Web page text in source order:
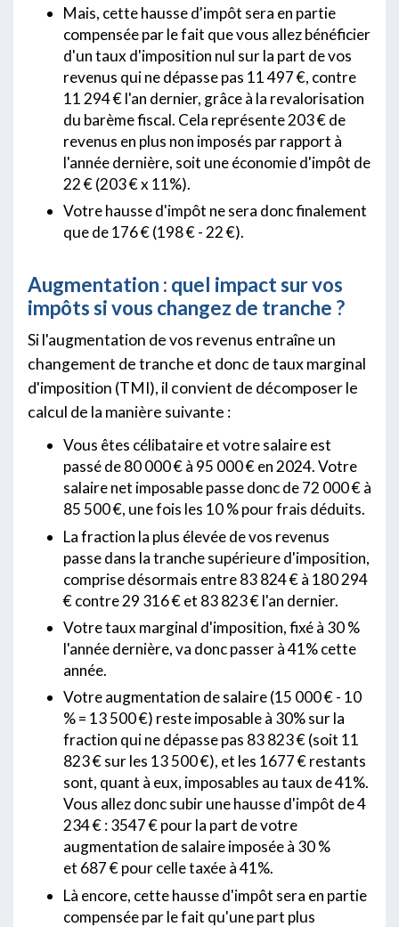
Mais, cette hausse d'impôt sera en partie
compensée par le fait que vous allez bénéficier
d'un taux d'imposition nul sur la part de vos
revenus qui ne dépasse pas 11 497 €, contre
11 294 € l'an dernier, grâce à la revalorisation
du barème fiscal. Cela représente 203 € de
revenus en plus non imposés par rapport à
l'année dernière, soit une économie d'impôt de
22 € (203 € x 11%).
Votre hausse d'impôt ne sera donc finalement
que de 176 € (198 € - 22 €).
Augmentation : quel impact sur vos
impôts si vous changez de tranche ?
Si l'augmentation de vos revenus entraîne un
changement de tranche et donc de taux marginal
d'imposition (TMI), il convient de décomposer le
calcul de la manière suivante :
Vous êtes célibataire et votre salaire est
passé de 80 000 € à 95 000 € en 2024. Votre
salaire net imposable passe donc de 72 000 € à
85 500 €, une fois les 10 % pour frais déduits.
La fraction la plus élevée de vos revenus
passe dans la tranche supérieure d'imposition,
comprise désormais entre 83 824 € à 180 294
€ contre 29 316 € et 83 823 € l'an dernier.
Votre taux marginal d'imposition, fixé à 30 %
l'année dernière, va donc passer à 41% cette
année.
Votre augmentation de salaire (15 000 € - 10
% = 13 500 €) reste imposable à 30% sur la
fraction qui ne dépasse pas 83 823 € (soit 11
823 € sur les 13 500 €), et les 1677 € restants
sont, quant à eux, imposables au taux de 41%.
Vous allez donc subir une hausse d'impôt de 4
234 € : 3547 € pour la part de votre
augmentation de salaire imposée à 30 %
et 687 € pour celle taxée à 41%.
Là encore, cette hausse d'impôt sera en partie
compensée par le fait qu'une part plus